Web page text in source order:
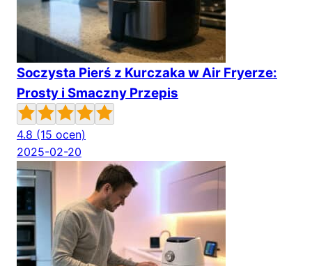
Soczysta Pierś z Kurczaka w Air Fryerze:
Prosty i Smaczny Przepis
4.8 (15 ocen)
2025-02-20